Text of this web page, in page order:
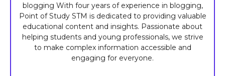
blogging With four years of experience in blogging,
Point of Study STM is dedicated to providing valuable
educational content and insights. Passionate about
helping students and young professionals, we strive
to make complex information accessible and
engaging for everyone.